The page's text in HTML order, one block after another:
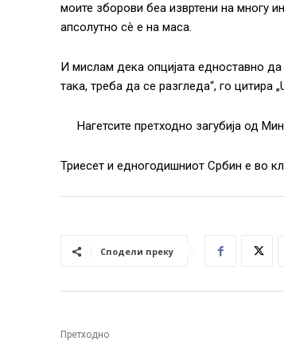
моите зборови беа извртени на многу
апсолутно сè е на маса.
И мислам дека опцијата едноставно
така, треба да се разгледа“, го цитира
Нагетсите претходно загубија од
Триесет и едногодишниот Србин е во
Сподели преку
Претходно